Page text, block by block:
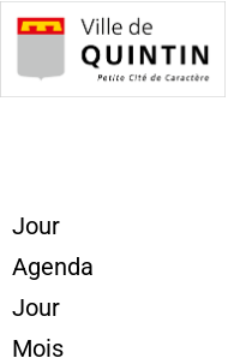
Jour
Agenda
Jour
Mois